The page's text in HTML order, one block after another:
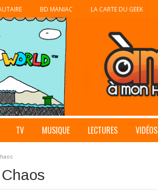
BD MANIAC LA CARTE DU GEEK
TV MUSIQUE LECTURES VIDÉOS